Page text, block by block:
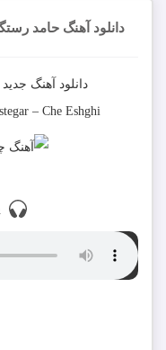
دانلود آهنگ حامد
دانلود آهنگ جدید
– Che Eshghi